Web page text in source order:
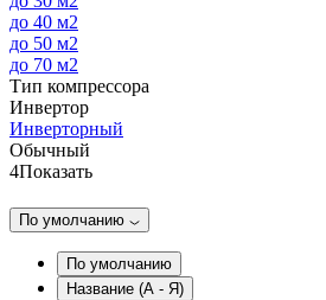
до 40 м2
до 50 м2
до 70 м2
Тип компрессора
Инвертор
Инверторный
Обычный
4Показать
По умолчанию
По умолчанию
Название (А - Я)